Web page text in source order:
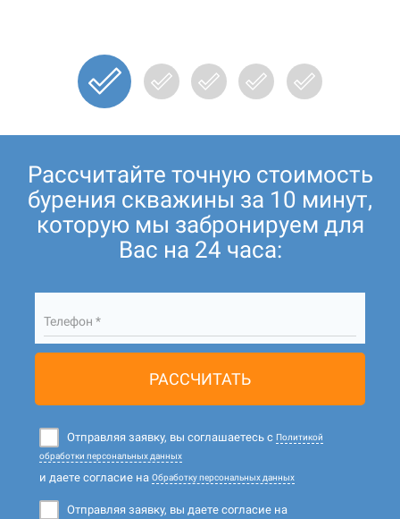
Рассчитайте точную стоимость
бурения скважины за 10 минут,
которую мы забронируем для
Вас на 24 часа:
Телефон *
РАССЧИТАТЬ
Отправляя заявку, вы соглашаетесь с Политикой
обработки персональных данных
и даете согласие на Обработку персональных данных
Отправляя заявку, вы даете согласие на